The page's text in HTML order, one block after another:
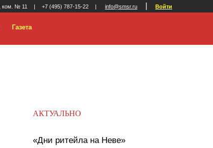
ком. № 11 | +7 (495) 787-15-22 | info@smsr.ru Войти
Газета
АКТУАЛЬНО
«Дни ритейла на Неве»